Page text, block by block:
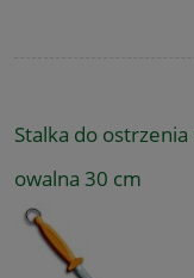
Stalka do ostrzenia
owalna 30 cm